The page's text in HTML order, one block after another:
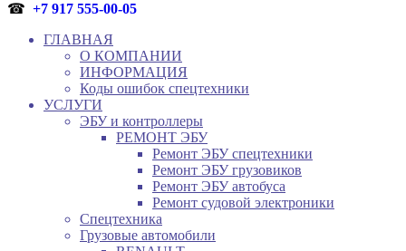
☎ +7 917 555-00-05
ГЛАВНАЯ
О КОМПАНИИ
ИНФОРМАЦИЯ
Коды ошибок спецтехники
УСЛУГИ
ЭБУ и контроллеры
РЕМОНТ ЭБУ
Ремонт ЭБУ спецтехники
Ремонт ЭБУ грузовиков
Ремонт ЭБУ автобуса
Ремонт судовой электроники
Спецтехника
Грузовые автомобили